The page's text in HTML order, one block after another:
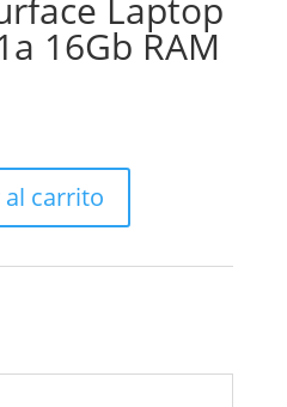
Laptop
16Gb RAM
carrito